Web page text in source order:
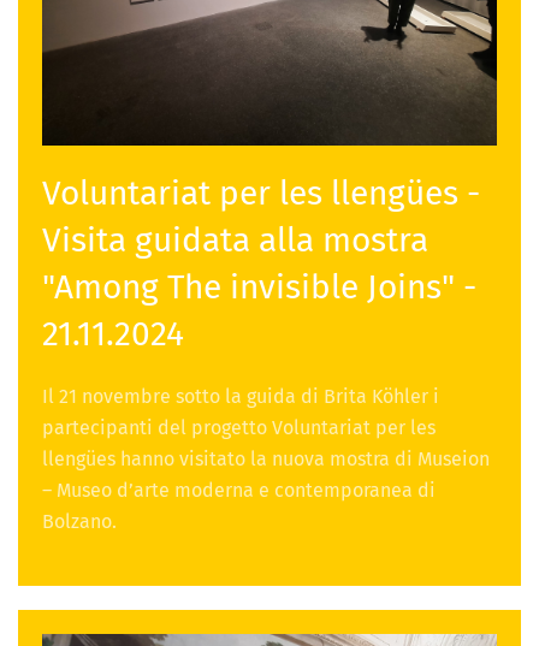
Voluntariat per les llengües -
Visita guidata alla mostra
"Among The invisible Joins" -
21.11.2024
Il 21 novembre sotto la guida di Brita Köhler i
partecipanti del progetto Voluntariat per les
llengües hanno visitato la nuova mostra di Museion
– Museo d’arte moderna e contemporanea di
Bolzano.